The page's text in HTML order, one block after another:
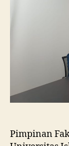
Pimpinan